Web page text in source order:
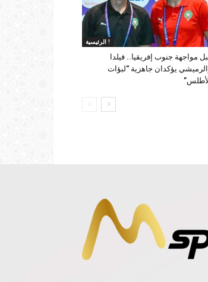
الرئيسية !
مواجهة جنوب إفريقيا.. فيلدا
يؤكدان جاهزية “لبؤات
الأطلس”